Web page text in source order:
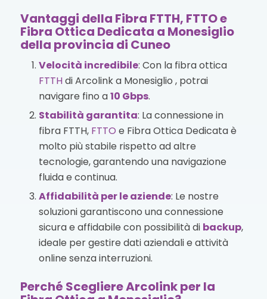
Vantaggi della Fibra FTTH, FTTO e
Fibra Ottica Dedicata a Monesiglio
della provincia di Cuneo
Velocità incredibile: Con la fibra ottica
FTTHdi Arcolink a Monesiglio , potrai
navigare fino a10 Gbps.
Stabilità garantita: La connessione in
fibra FTTH, FTTO e Fibra Ottica Dedicata è
molto più stabile rispetto ad altre
tecnologie, garantendo una navigazione
fluida e continua.
Affidabilità per le aziende: Le nostre
soluzioni garantiscono una connessione
sicura e affidabile con possibilità di backup,
ideale per gestire dati aziendali e attività
online senza interruzioni.
Perché Scegliere Arcolink per la